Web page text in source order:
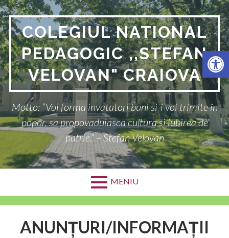
Deschide bara de unelte
COLEGIUL NATIONAL
PEDAGOGIC ,,STEFAN
VELOVAN" CRAIOVA
Motto: ”Voi forma invatatori buni si-i voi trimite în
popor, sa propovaduiasca cultura si iubirea de
patrie.” – Stefan Velovan
MENIU
ANUNȚURI/INFORMAȚII